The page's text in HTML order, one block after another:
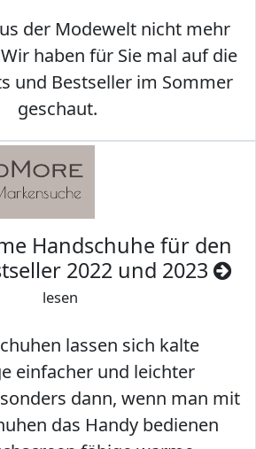
der Modewelt nicht mehr
haben für Sie mal auf die
und Bestseller im Sommer
geschaut.
Handschuhe für den
2022 und 2023
lesen
lassen sich kalte
einfacher und leichter
dann, wenn man mit
das Handy bedienen